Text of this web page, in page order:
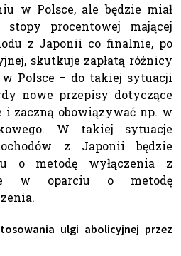
w Polsce, ale będzie miał
procentowej mającej
z Japonii co finalnie, po
skutkuje zapłatą różnicy
Polsce – do takiej sytuacji
nowe przepisy dotyczące
zaczną obowiązywać np. w
W takiej sytuacje
z Japonii będzie
o metodę wyłączenia z
w oparciu o metodę
ulgi abolicyjnej przez